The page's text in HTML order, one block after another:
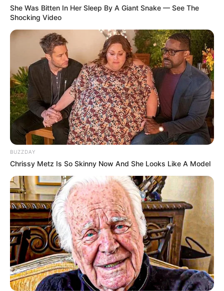
επέμβαση των πυροσβεστών τον
Επίδομα 150€: Πότε πληρώνεται η
έκτακτη ενίσχυση για παιδιά
Δείτε όλες τις τελευταίεςΕιδήσεις από την Ελλάδα και
τον Κόσμο, τη στιγμή που συμβαίνουν, στοNewstok.gr .
She Was Bitten In Her Sleep By A Giant Snake — See The
Shocking Video
BUZZDAY
Chrissy Metz Is So Skinny Now And She Looks Like A Model